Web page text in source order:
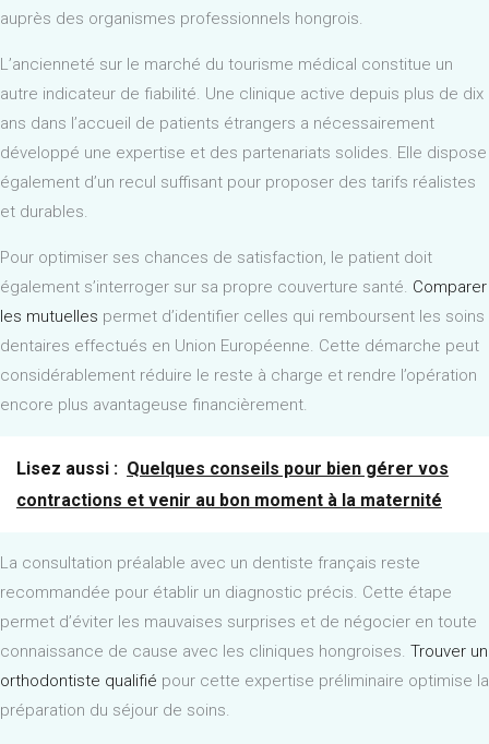
auprès des organismes professionnels hongrois.
L’ancienneté sur le marché du tourisme médical constitue un
autre indicateur de fiabilité. Une clinique active depuis plus de dix
ans dans l’accueil de patients étrangers a nécessairement
développé une expertise et des partenariats solides. Elle dispose
également d’un recul suffisant pour proposer des tarifs réalistes
et durables.
Pour optimiser ses chances de satisfaction, le patient doit
également s’interroger sur sa propre couverture santé. Comparer
les mutuelles permet d’identifier celles qui remboursent les soins
dentaires effectués en Union Européenne. Cette démarche peut
considérablement réduire le reste à charge et rendre l’opération
encore plus avantageuse financièrement.
Lisez aussi : Quelques conseils pour bien gérer vos
contractions et venir au bon moment à la maternité
La consultation préalable avec un dentiste français reste
recommandée pour établir un diagnostic précis. Cette étape
permet d’éviter les mauvaises surprises et de négocier en toute
connaissance de cause avec les cliniques hongroises. Trouver un
orthodontiste qualifié pour cette expertise préliminaire optimise la
préparation du séjour de soins.